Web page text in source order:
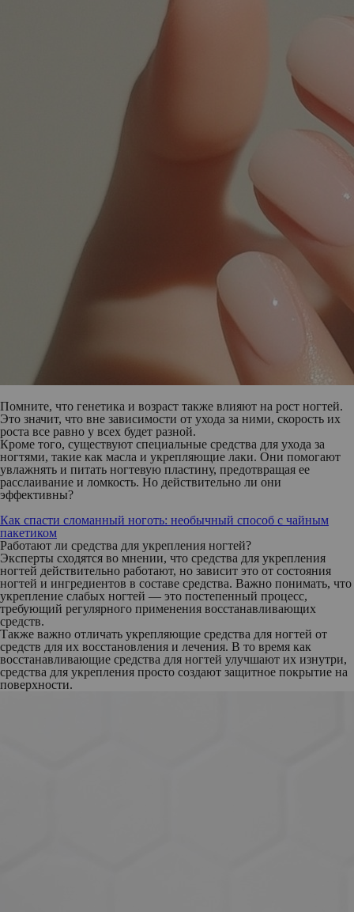
Помните, что генетика и возраст также влияют на рост ногтей.
Это значит, что вне зависимости от ухода за ними, скорость их
роста все равно у всех будет разной.
Кроме того, существуют специальные средства для ухода за
ногтями, такие как масла и укрепляющие лаки. Они помогают
увлажнять и питать ногтевую пластину, предотвращая ее
расслаивание и ломкость. Но действительно ли они
эффективны?
Как спасти сломанный ноготь: необычный способ с чайным
пакетиком
Работают ли средства для укрепления ногтей?
Эксперты сходятся во мнении, что средства для укрепления
ногтей действительно работают, но зависит это от состояния
ногтей и ингредиентов в составе средства. Важно понимать, что
укрепление слабых ногтей — это постепенный процесс,
требующий регулярного применения восстанавливающих
средств.
Также важно отличать укрепляющие средства для ногтей от
средств для их восстановления и лечения. В то время как
восстанавливающие средства для ногтей улучшают их изнутри,
средства для укрепления просто создают защитное покрытие на
поверхности.